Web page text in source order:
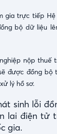
gia trực tiếp
bộ dữ liệu
nộp thuế
được đồng bộ
lý hồ sơ.
sinh lỗi
lai điện tử
gia.